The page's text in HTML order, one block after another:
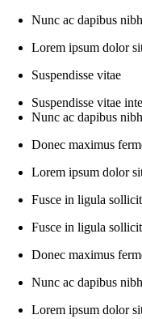
Nunc ac dapibus nibh
Lorem ipsum dolor
Suspendisse vitae
Suspendisse vitae
Nunc ac dapibus nibh
Donec maximus
Lorem ipsum dolor
Fusce in ligula
Fusce in ligula
Donec maximus
Nunc ac dapibus nibh
Lorem ipsum dolor